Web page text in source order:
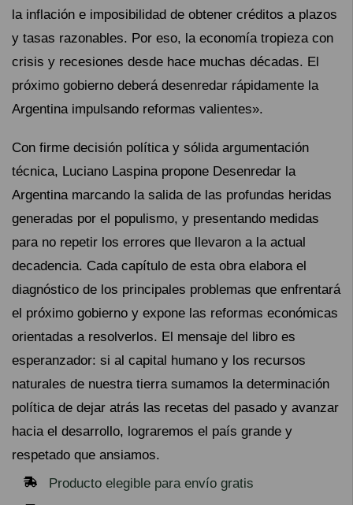
la inflación e imposibilidad de obtener créditos a plazos
y tasas razonables. Por eso, la economía tropieza con
crisis y recesiones desde hace muchas décadas. El
próximo gobierno deberá desenredar rápidamente la
Argentina impulsando reformas valientes».
Con firme decisión política y sólida argumentación
técnica, Luciano Laspina propone Desenredar la
Argentina marcando la salida de las profundas heridas
generadas por el populismo, y presentando medidas
para no repetir los errores que llevaron a la actual
decadencia. Cada capítulo de esta obra elabora el
diagnóstico de los principales problemas que enfrentará
el próximo gobierno y expone las reformas económicas
orientadas a resolverlos. El mensaje del libro es
esperanzador: si al capital humano y los recursos
naturales de nuestra tierra sumamos la determinación
política de dejar atrás las recetas del pasado y avanzar
hacia el desarrollo, lograremos el país grande y
respetado que ansiamos.
Producto elegible para envío gratis